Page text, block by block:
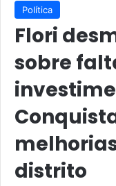
Política
Flori
sobre
distrito